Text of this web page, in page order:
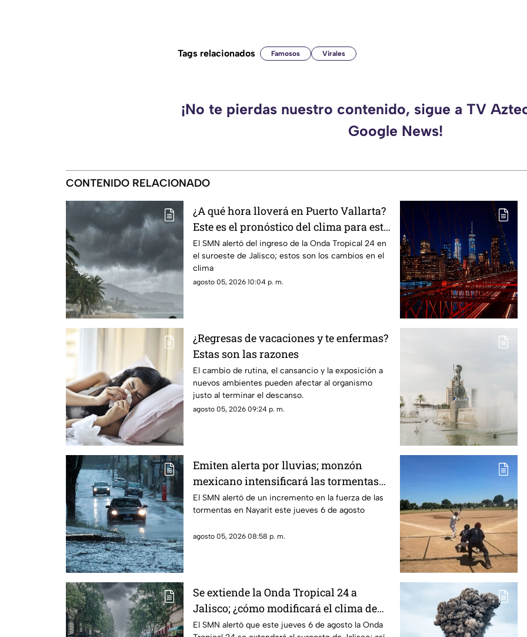
Tags relacionados Famosos Virales
¡No te pierdas nuestro contenido, sigue a TV
Google News!
CONTENIDO RELACIONADO
¿A qué hora lloverá en Puerto Vallarta?
Este es el pronóstico del clima para este
6 de agosto
El SMN alertó del ingreso de la Onda Tropical 24 en
el suroeste de Jalisco; estos son los cambios en el
clima
agosto 05, 2026 10:04 p. m.
¿Regresas de vacaciones y te enfermas?
Estas son las razones
El cambio de rutina, el cansancio y la exposición a
nuevos ambientes pueden afectar al organismo
justo al terminar el descanso.
agosto 05, 2026 09:24 p. m.
Emiten alerta por lluvias; monzón
mexicano intensificará las tormentas
en Nayarit
El SMN alertó de un incremento en la fuerza de las
tormentas en Nayarit este jueves 6 de agosto
agosto 05, 2026 08:58 p. m.
Se extiende la Onda Tropical 24 a
Jalisco; ¿cómo modificará el clima de
Guadalajara?
El SMN alertó que este jueves 6 de agosto la Onda